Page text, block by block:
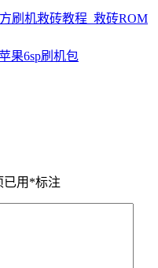
刷机救砖教程_救砖ROM
果6sp刷机包
已用 *标注